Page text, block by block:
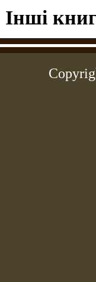
Інші